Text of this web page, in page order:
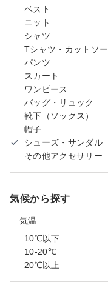
ベスト
ニット
シャツ
Tシャツ・カットソー
パンツ
スカート
ワンピース
バッグ・リュック
靴下（ソックス）
帽子
シューズ・サンダル
その他アクセサリー
気候から探す
気温
10℃以下
10-20℃
20℃以上